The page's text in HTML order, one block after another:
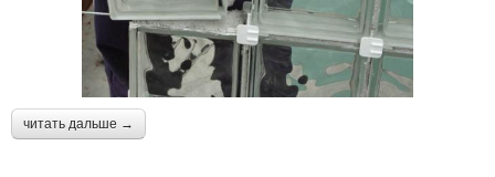
читать дальше →